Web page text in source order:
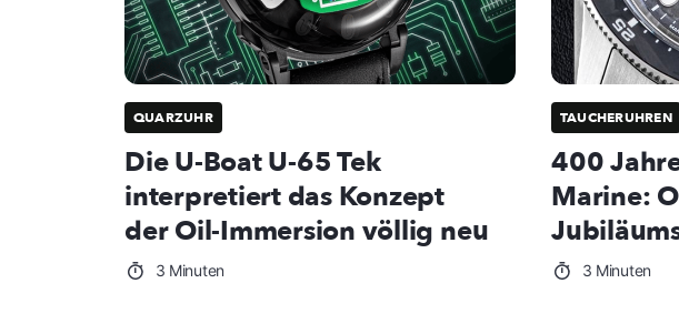
QUARZUHR
Die U-Boat U-65 Tek
interpretiert das Konzept
der Oil-Immersion völlig neu
3 Minuten
TAUCHERUHREN
400
Marine:
3 Minuten